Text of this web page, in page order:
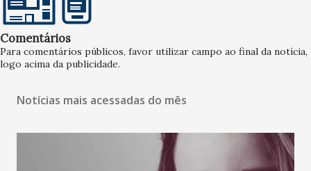
Comentários
Para comentários públicos, favor utilizar campo ao final da notícia,
logo acima da publicidade.
Notícias mais acessadas do mês